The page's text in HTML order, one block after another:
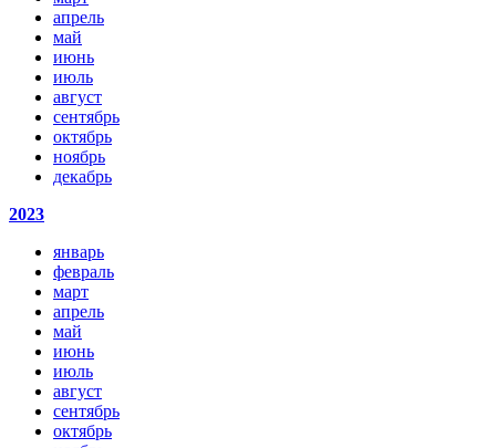
апрель
май
июнь
июль
август
сентябрь
октябрь
ноябрь
декабрь
2023
январь
февраль
март
апрель
май
июнь
июль
август
сентябрь
октябрь